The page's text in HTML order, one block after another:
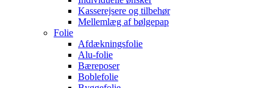
Kasserejsere og tilbehør
Mellemlæg af bølgepap
Folie
Afdækningsfolie
Alu-folie
Bæreposer
Boblefolie